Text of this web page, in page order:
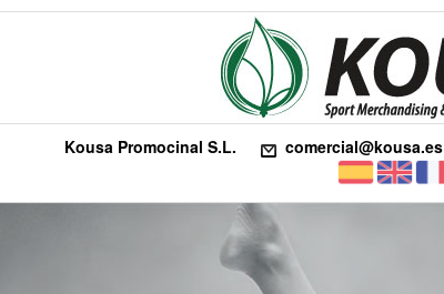
Kousa Promocinal S.L. comercial@kousa.es